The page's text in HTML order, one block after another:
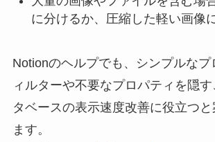
に分けるか、圧縮した軽い画像
Notionのヘルプでも、シンプルなプ
ィルターや不要なプロパティを隠
タベースの表示速度改善に役立つ
ます。